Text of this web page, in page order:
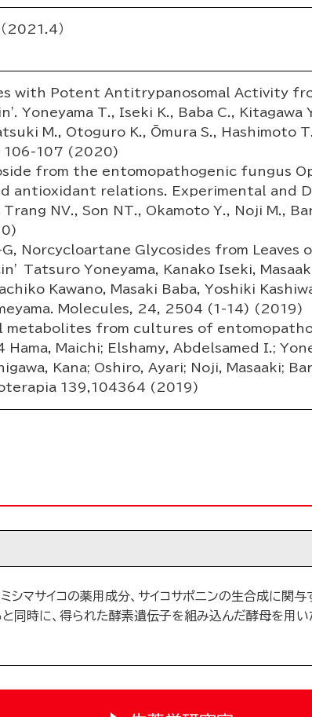
2021.4）
with Potent Antitrypanosomal Activity
Yoneyama T., Iseki K., Baba C., Kitagawa
M., Otoguro K., Ōmura S., Hashimoto
106-107 (2020)
from the entomopathogenic fungus
antioxidant relations. Experimental and
Trang NV., Son NT., Okamoto Y., Noji M.,
Norcycloartane Glycosides from Leaves
Tatsuro Yoneyama, Kanako Iseki,
Kawano, Masaki Baba, Yoshiki
Molecules, 24, 2504 (1-14) (2019)
metabolites from cultures of
Hama, Maichi; Elshamy, Abdelsamed I.;
Kana; Oshiro, Ayari; Noji, Masaaki;
139,104364 (2019)
シマサイコの薬用成分、サイコサポニンの生合成に関
同時に、得られた酵素遺伝子を組み込んだ酵母を用